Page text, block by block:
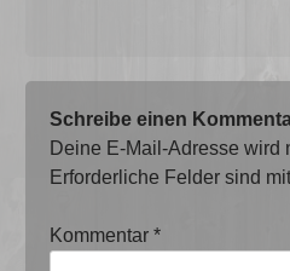
Schreibe einen
Deine E-Mail-Adresse wird
Erforderliche Felder sind
Kommentar*